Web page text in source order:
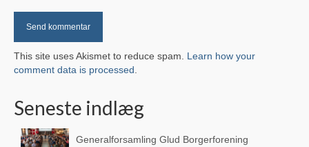
Fakta og historie
Familien Gluud
Skole & Instutition
Glud Skole
This site uses Akismet to reduce spam. Learn how your
comment data is processed
Seneste indlæg
Generalforsamling Glud Borgerforening